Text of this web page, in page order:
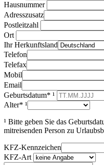
Hausnummer
Adresszusatz
Postleitzahl
Ort
Ihr Herkunftsland
Telefon
Telefax
Mobil
Email
Geburtsdatum* ¹
Alter* ¹
¹ Bitte geben Sie das
mitreisenden Person zu
KFZ-Kennzeichen
KFZ-Art